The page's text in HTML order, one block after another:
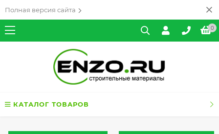
Полная версия сайта
0
КАТАЛОГ ТОВАРОВ